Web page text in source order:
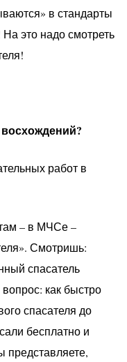
в стандарты
это надо смотреть
работ в
– в МЧСе –
Смотришь:
спасатель
как быстро
спасателя до
бесплатно и
представляете,